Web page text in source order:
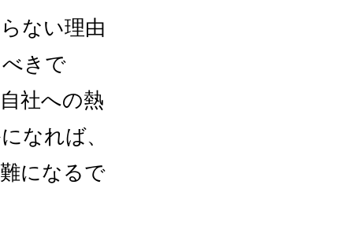
ない理由
きで
社への熱
なれば、
になるで